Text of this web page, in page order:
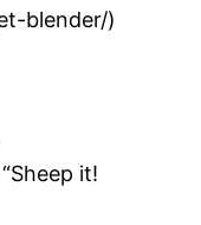
blender/)
it!